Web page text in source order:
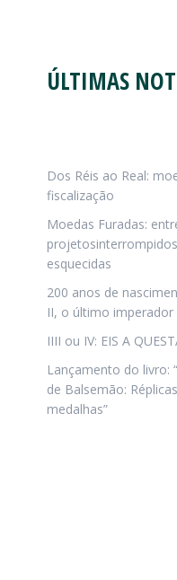
ÚLTIMAS
Dos Réis ao Real:
fiscalização
Moedas Furadas:
esquecidas
200 anos de
II, o último imperador
IIII ou IV: EIS A
Lançamento do livro:
de Balsemão:
medalhas”